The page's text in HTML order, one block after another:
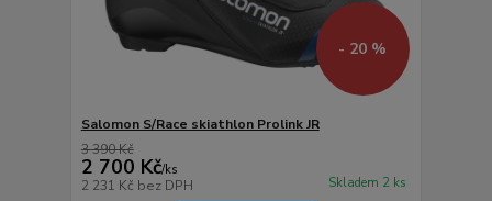
- 20 %
Salomon S/Race skiathlon Prolink JR
3 390 Kč
2 700 Kč/ks
2 231 Kč bez DPH Skladem 2 ks